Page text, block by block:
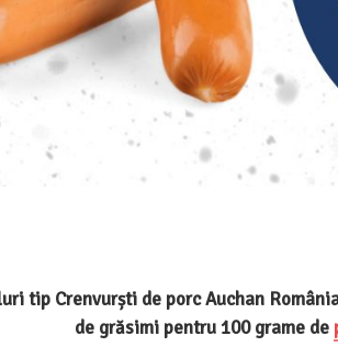
tip Crenvurști de porc Auchan
de grăsimi pentru 100 grame de